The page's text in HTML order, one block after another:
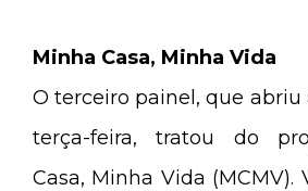
Minha Casa, Minha Vida
O terceiro painel, que abriu
terça-feira, tratou do
Casa, Minha Vida (MCMV).